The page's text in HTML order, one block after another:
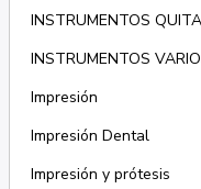
INSTRUMENTOS
INSTRUMENTOS
Impresión
Impresión Dental
Impresión y prótesis